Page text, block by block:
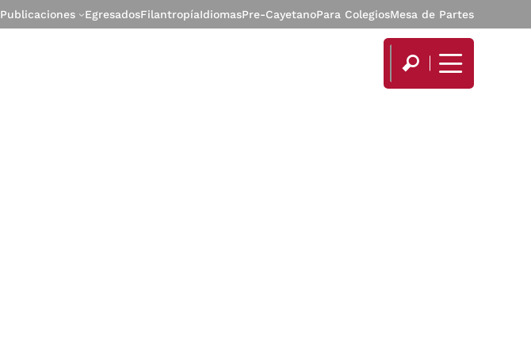
Publicaciones EgresadosFilantropíaIdiomasPre-CayetanoPara ColegiosMesa de Partes